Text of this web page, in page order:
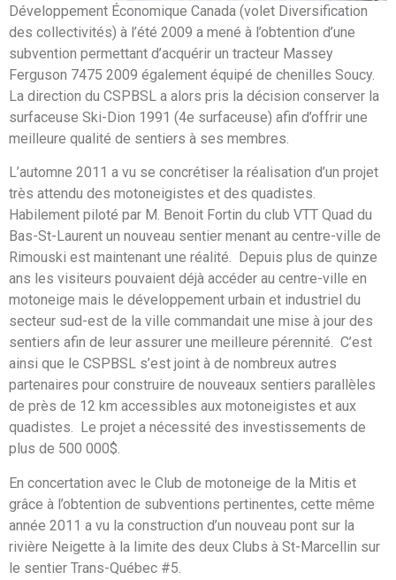
Développement Économique Canada (volet Diversification
des collectivités) à l’été 2009 a mené à l’obtention d’une
subvention permettant d’acquérir un tracteur Massey
Ferguson 7475 2009 également équipé de chenilles Soucy.
La direction du CSPBSL a alors pris la décision conserver la
surfaceuse Ski-Dion 1991 (4e surfaceuse) afin d’offrir une
meilleure qualité de sentiers à ses membres.
L’automne 2011 a vu se concrétiser la réalisation d’un projet
très attendu des motoneigistes et des quadistes.
Habilement piloté par M. Benoit Fortin du club VTT Quad du
Bas-St-Laurent un nouveau sentier menant au centre-ville de
Rimouski est maintenant une réalité. Depuis plus de quinze
ans les visiteurs pouvaient déjà accéder au centre-ville en
motoneige mais le développement urbain et industriel du
secteur sud-est de la ville commandait une mise à jour des
sentiers afin de leur assurer une meilleure pérennité. C’est
ainsi que le CSPBSL s’est joint à de nombreux autres
partenaires pour construire de nouveaux sentiers parallèles
de près de 12 km accessibles aux motoneigistes et aux
quadistes. Le projet a nécessité des investissements de
plus de 500 000$.
En concertation avec le Club de motoneige de la Mitis et
grâce à l’obtention de subventions pertinentes, cette même
année 2011 a vu la construction d’un nouveau pont sur la
rivière Neigette à la limite des deux Clubs à St-Marcellin sur
le sentier Trans-Québec #5.